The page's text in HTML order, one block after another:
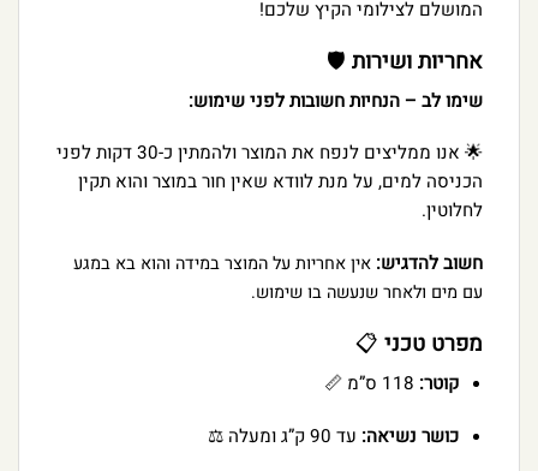
המושלם לצילומי הקיץ שלכם!
אחריות ושירות 🛡️
שימו לב – הנחיות חשובות לפני שימוש:
🌟 אנו ממליצים לנפח את המוצר ולהמתין כ-30 דקות לפני
הכניסה למים, על מנת לוודא שאין חור במוצר והוא תקין
לחלוטין.
חשוב להדגיש: אין אחריות על המוצר במידה והוא בא במגע
עם מים ולאחר שנעשה בו שימוש.
מפרט טכני 📋
קוטר:
כושר נשיאה: עד 90 ק”ג ומעלה ⚖️